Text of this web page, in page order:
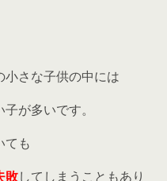
小さな子供の中には
が多いです。
ても
敗してしまうこともあり